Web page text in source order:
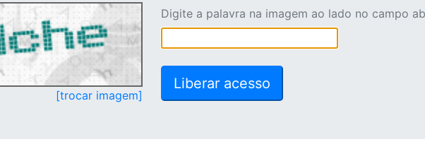
[trocar imagem]
Digite a palavra na imagem ao lado no campo